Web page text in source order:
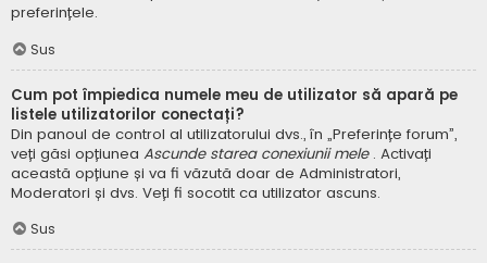
preferințele.
Sus
Cum pot împiedica numele meu de utilizator să apară pe
listele utilizatorilor conectați?
Din panoul de control al utilizatorului dvs., în „Preferințe forum”,
veți găsi opțiunea Ascunde starea conexiunii mele . Activați
această opțiune și va fi văzută doar de Administratori,
Moderatori și dvs. Veți fi socotit ca utilizator ascuns.
Sus